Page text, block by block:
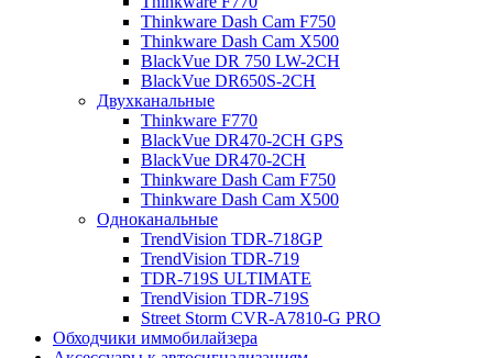
Thinkware Dash Cam F750
Thinkware Dash Cam X500
BlackVue DR 750 LW-2CH
BlackVue DR650S-2CH
Двухканальные
Thinkware F770
BlackVue DR470-2CH GPS
BlackVue DR470-2CH
Thinkware Dash Cam F750
Thinkware Dash Cam X500
Одноканальные
TrendVision TDR-718GP
TrendVision TDR-719
TDR-719S ULTIMATE
TrendVision TDR-719S
Street Storm CVR-A7810-G PRO
Обходчики иммобилайзера